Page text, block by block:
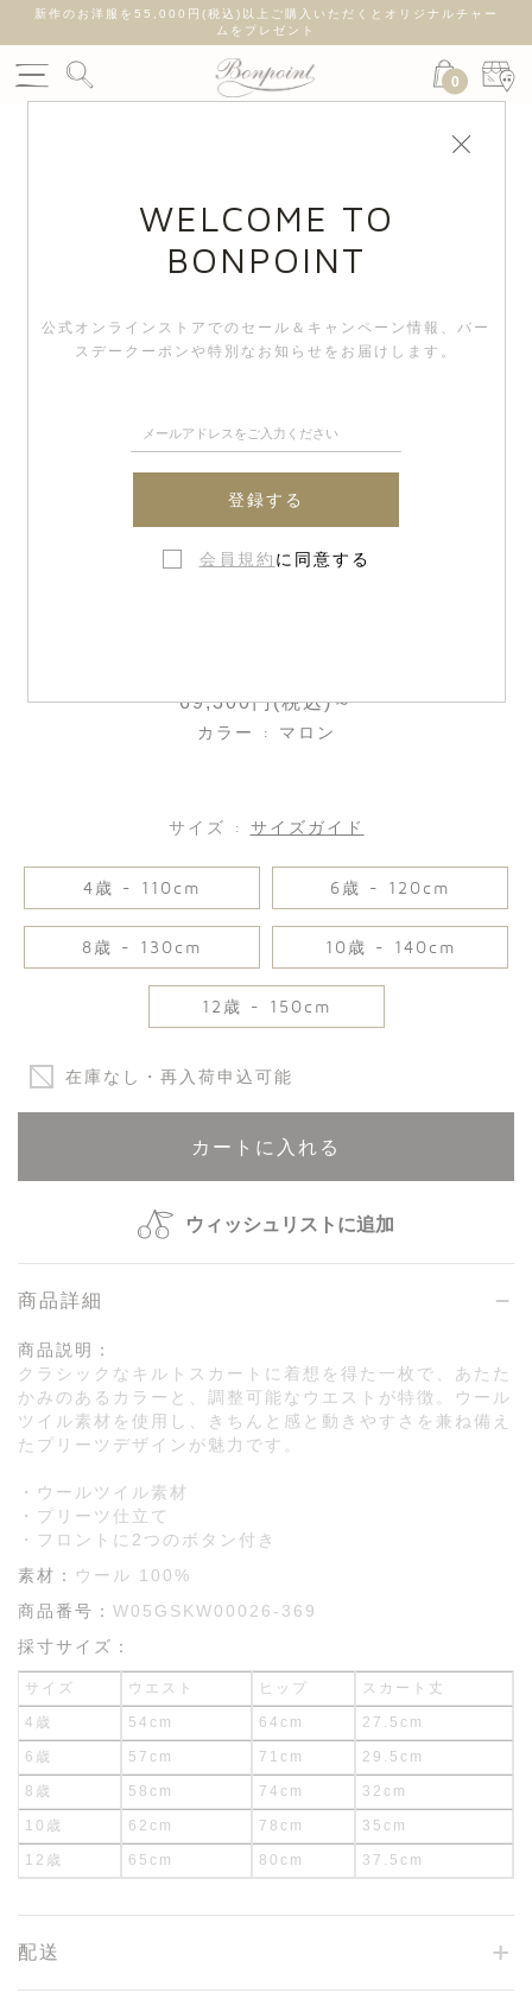
新作のお洋服を55,000円(税込)以上ご購入いただくとオリジナルチャー
ムをプレゼント
0
69,300円(税込)～
カラー : マロン
サイズ : サイズガイド
4歳 - 110cm 6歳 - 120cm
8歳 - 130cm 10歳 - 140cm
12歳 - 150cm
在庫なし・再入荷申込可能
カートに入れる
ウィッシュリストに追加
商品詳細
商品説明：
クラシックなキルトスカートに着想を得た一枚で、あたた
かみのあるカラーと、調整可能なウエストが特徴。ウール
ツイル素材を使用し、きちんと感と動きやすさを兼ね備え
たプリーツデザインが魅力です。
・ウールツイル素材
・プリーツ仕立て
・フロントに2つのボタン付き
素材：
ウール 100%
商品番号： W05GSKW00026-369
採寸サイズ：
サイズ ウエスト ヒップ スカート丈
4歳 54cm 64cm 27.5cm
6歳 57cm 71cm 29.5cm
8歳 58cm 74cm 32cm
10歳 62cm 78cm 35cm
12歳 65cm 80cm 37.5cm
配送
WELCOME TO
BONPOINT
公式オンラインストアでのセール＆キャンペーン情報、 バー
スデークーポンや特別なお知らせをお届けします。
登録する
会員規約 に同意する